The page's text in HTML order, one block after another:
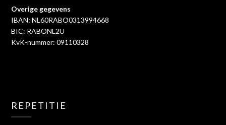
Overige gegevens
IBAN: NL60RABO0313994668
BIC: RABONL2U
KvK-nummer: 09110328
REPETITIE